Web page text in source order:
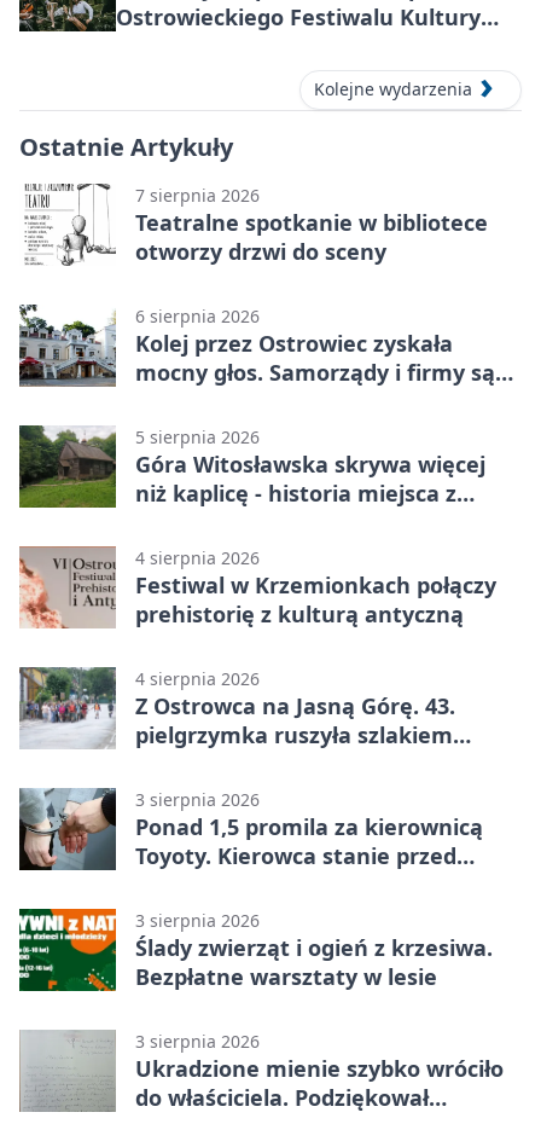
Ostrowieckiego Festiwalu Kultury
Kolejne wydarzenia
Ostatnie Artykuły
7 sierpnia 2026
Teatralne spotkanie w bibliotece
otworzy drzwi do sceny
6 sierpnia 2026
Kolej przez Ostrowiec zyskała
mocny głos. Samorządy i firmy są
5 sierpnia 2026
Góra Witosławska skrywa więcej
niż kaplicę - historia miejsca z
4 sierpnia 2026
Festiwal w Krzemionkach połączy
prehistorię z kulturą antyczną
4 sierpnia 2026
Z Ostrowca na Jasną Górę. 43.
pielgrzymka ruszyła szlakiem
3 sierpnia 2026
Ponad 1,5 promila za kierownicą
Toyoty. Kierowca stanie przed
3 sierpnia 2026
Ślady zwierząt i ogień z krzesiwa.
Bezpłatne warsztaty w lesie
3 sierpnia 2026
Ukradzione mienie szybko wróciło
do właściciela. Podziękował